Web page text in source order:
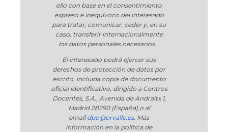
ello con base en el consentimiento
expreso e inequívoco del interesado
para tratar, comunicar, ceder y, en su
caso, transferir internacionalmente
los datos personales necesarios.
El interesado podrá ejercer sus
derechos de protección de datos por
escrito, incluida copia de documento
oficial identificativo, dirigido a Centros
Docentes, S.A., Avenida de Andraitx 1,
Madrid 28290 (España),o al
emaildpo@orvalle.es. Más
información en la política de